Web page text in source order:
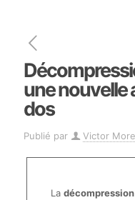
une nouvelle
dos
Publié par Victor
La